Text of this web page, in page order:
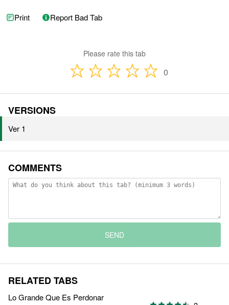
Print Report Bad Tab
Please rate this tab
0
VERSIONS
Ver 1
COMMENTS
SEND
RELATED TABS
Lo Grande Que Es Perdonar